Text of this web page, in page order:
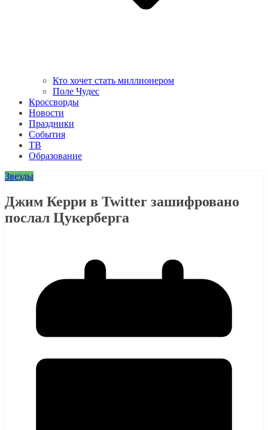
Кто хочет стать миллионером
Поле Чудес
Кроссворды
Новости
Праздники
События
ТВ
Образование
Звезды
Джим Керри в Twitter зашифровано
послал Цукерберга